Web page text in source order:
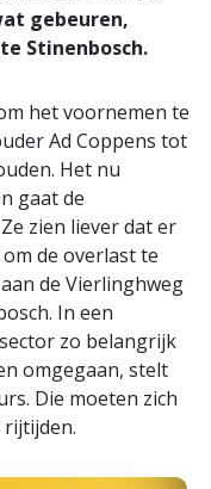
gebeuren,
Stinenbosch.
het voornemen te
Ad Coppens tot
Het nu
gaat de
zien liever dat er
de overlast te
de Vierlinghweg
In een
zo belangrijk
omgegaan, stelt
Die moeten zich
rijtijden.